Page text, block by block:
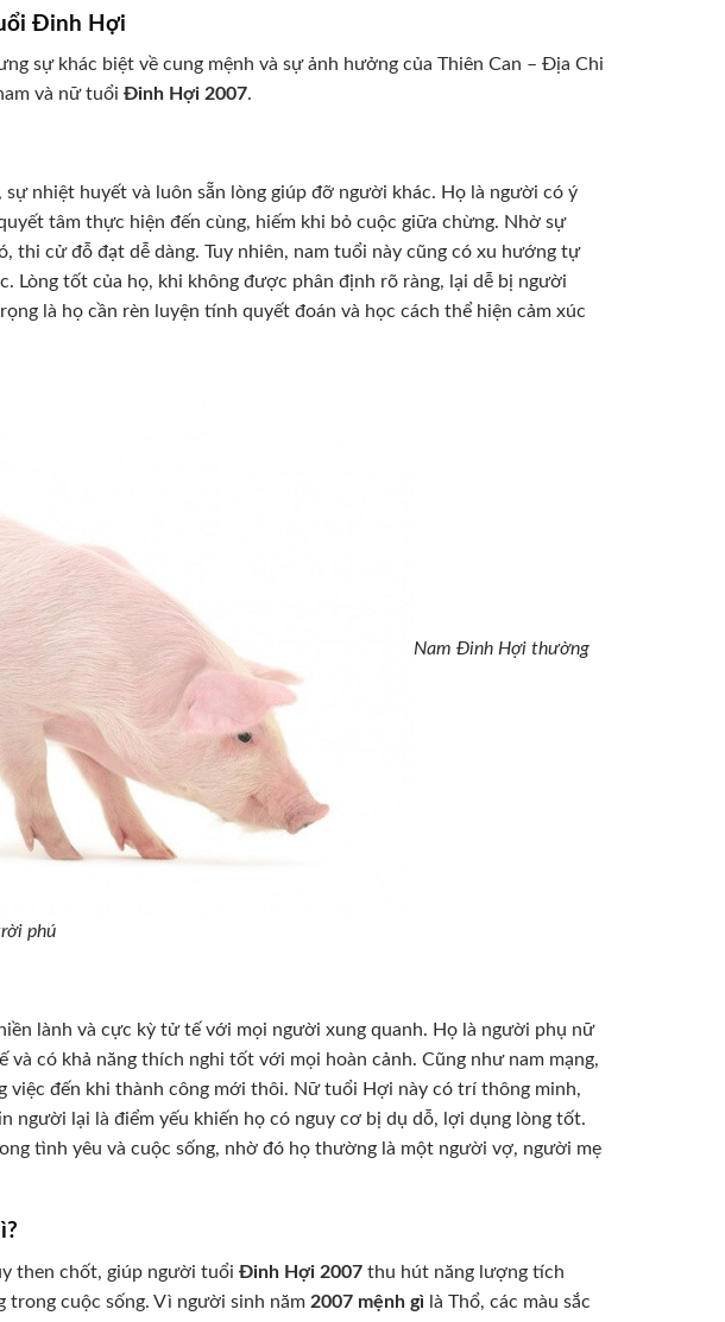
Đinh Hợi
sự khác biệt về cung mệnh và sự ảnh hưởng của Thiên Can – Địa Chi
và nữ tuổi Đinh Hợi 2007.
sự nhiệt huyết và luôn sẵn lòng giúp đỡ người khác. Họ là người có ý
tâm thực hiện đến cùng, hiếm khi bỏ cuộc giữa chừng. Nhờ sự
thi cử đỗ đạt dễ dàng. Tuy nhiên, nam tuổi này cũng có xu hướng tự
Lòng tốt của họ, khi không được phân định rõ ràng, lại dễ bị người
là họ cần rèn luyện tính quyết đoán và học cách thể hiện cảm xúc
Nam Đinh Hợi thường
phú
lành và cực kỳ tử tế với mọi người xung quanh. Họ là người phụ nữ
có khả năng thích nghi tốt với mọi hoàn cảnh. Cũng như nam mạng,
việc đến khi thành công mới thôi. Nữ tuổi Hợi này có trí thông minh,
người lại là điểm yếu khiến họ có nguy cơ bị dụ dỗ, lợi dụng lòng tốt.
tình yêu và cuộc sống, nhờ đó họ thường là một người vợ, người mẹ
then chốt, giúp người tuổi Đinh Hợi 2007 thu hút năng lượng tích
trong cuộc sống. Vì người sinh năm 2007 mệnh gì là Thổ, các màu sắc